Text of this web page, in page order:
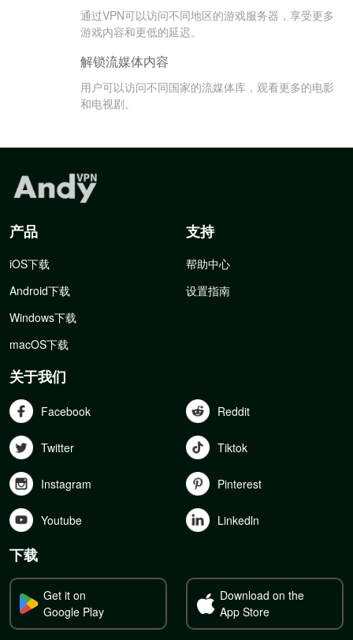
通过VPN可以访问不同地区的游戏服务器，享受更多
游戏内容和更低的延迟。
解锁流媒体内容
用户可以访问不同国家的流媒体库，观看更多的电影
和电视剧。
产品
iOS下载
Android下载
Windows下载
macOS下载
支持
帮助中心
设置指南
关于我们
Facebook Reddit
Twitter Tiktok
Instagram Pinterest
Youtube Linkedln
下载
Get it on
Google Play
Download on the
App Store